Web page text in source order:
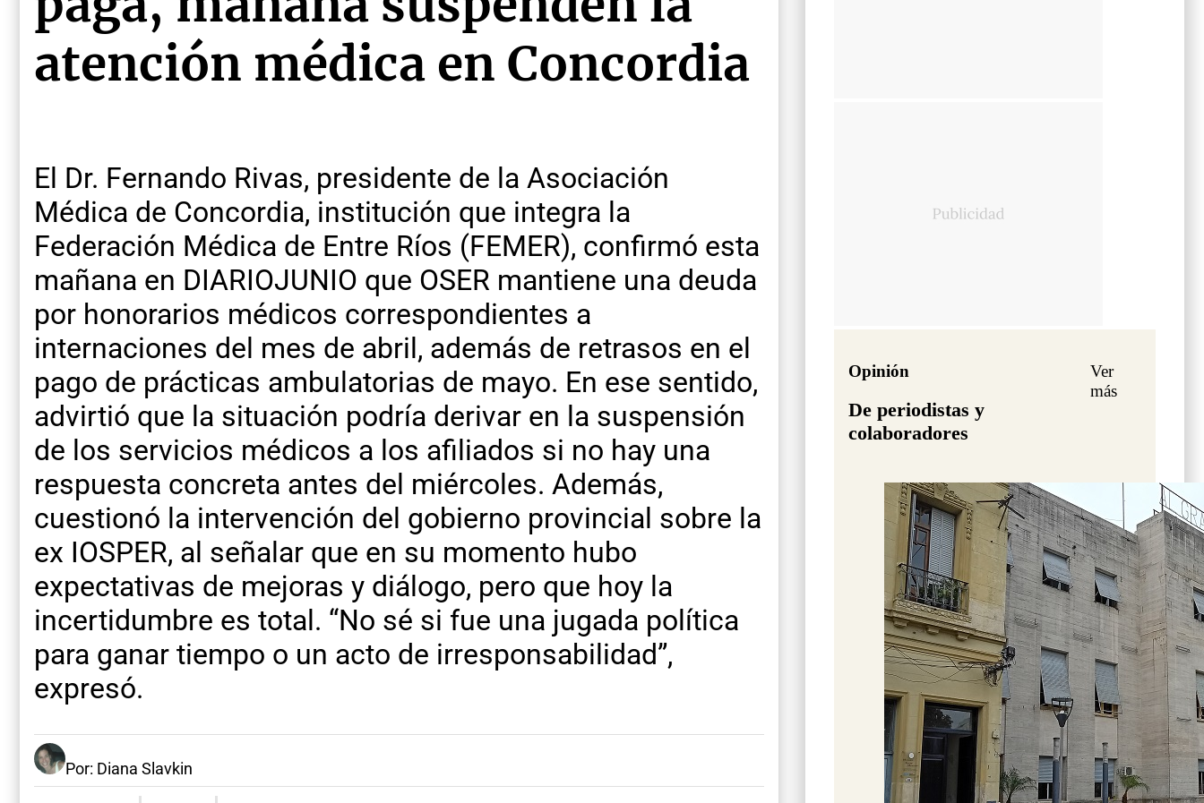
atención médica en Concordia
El Dr. Fernando Rivas, presidente de la Asociación
Médica de Concordia, institución que integra la
Federación Médica de Entre Ríos (FEMER), confirmó esta
mañana en DIARIOJUNIO que OSER mantiene una deuda
por honorarios médicos correspondientes a
internaciones del mes de abril, además de retrasos en el
pago de prácticas ambulatorias de mayo. En ese sentido,
advirtió que la situación podría derivar en la suspensión
de los servicios médicos a los afiliados si no hay una
respuesta concreta antes del miércoles. Además,
cuestionó la intervención del gobierno provincial sobre la
ex IOSPER, al señalar que en su momento hubo
expectativas de mejoras y diálogo, pero que hoy la
incertidumbre es total. “No sé si fue una jugada política
para ganar tiempo o un acto de irresponsabilidad”,
expresó.
Por: Diana Slavkin
Opinión
De periodistas y
colaboradores
Ver
más